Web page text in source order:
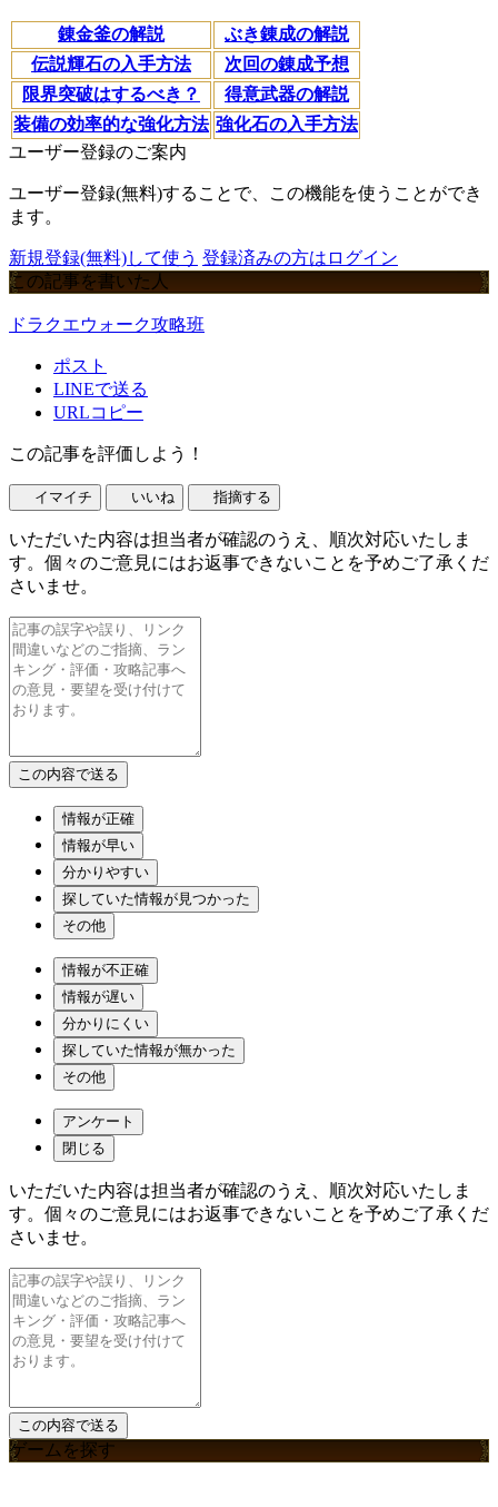
錬金釜の解説
ぶき錬成の解説
伝説輝石の入手方法
次回の錬成予想
限界突破はするべき？
得意武器の解説
装備の効率的な強化方法 強化石の入手方法
ユーザー登録のご案内
ユーザー登録(無料)することで、この機能を使うことができ
ます。
新規登録(無料)して使う 登録済みの方はログイン
この記事を書いた人
ドラクエウォーク攻略班
ポスト
LINEで送る
URLコピー
この記事を評価しよう！
イマイチ いいね 指摘する
いただいた内容は担当者が確認のうえ、順次対応いたしま
す。個々のご意見にはお返事できないことを予めご了承くだ
さいませ。
情報が正確
情報が早い
分かりやすい
探していた情報が見つかった
その他
情報が不正確
情報が遅い
分かりにくい
探していた情報が無かった
その他
アンケート
閉じる
いただいた内容は担当者が確認のうえ、順次対応いたしま
す。個々のご意見にはお返事できないことを予めご了承くだ
さいませ。
ゲームを探す